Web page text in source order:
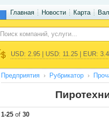
Главная Новости Карта
USD: 2.95 | USD: 11.25 | EUR:
Предприятия Рубрикатор
1-25 of 30